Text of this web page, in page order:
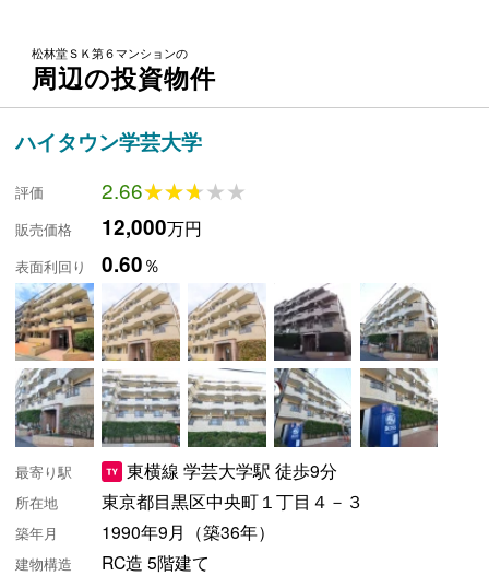
松林堂ＳＫ第６マンションの
周辺の投資物件
ハイタウン学芸大学
評価 2.66★★★★★
★★★★★
販売価格 12,000万円
表面利回り 0.60％
最寄り駅 東横線 学芸大学駅 徒歩9分
所在地 東京都目黒区中央町１丁目４－３
築年月 1990年9月（築36年）
建物構造 RC造 5階建て